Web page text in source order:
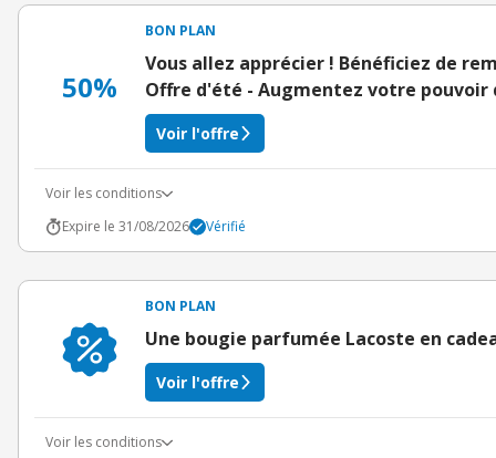
50%
BON PLAN
Vous allez apprécier ! Bénéficiez de
Offre d'été - Augmentez votre pouvoir
Voir l'offre
Voir les conditions
Expire le 31/08/2026
Vérifié
BON PLAN
Une bougie parfumée Lacoste en
Voir l'offre
Voir les conditions